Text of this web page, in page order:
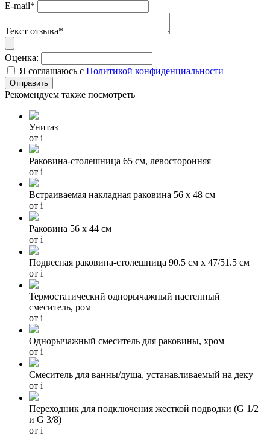
E-mail*
Текст отзыва*
Оценка:
Я соглашаюсь с Политикой конфиденциальности
Рекомендуем также посмотреть
Унитаз
от i
Раковина-столешница 65 см, левосторонняя
от i
Встраиваемая накладная раковина 56 х 48 см
от i
Раковина 56 х 44 см
от i
Подвесная раковина-столешница 90.5 см х 47/51.5 см
от i
Термостатический однорычажный настенный
смеситель, ром
от i
Однорычажный смеситель для раковины, хром
от i
Cмеситель для ванны/душа, устанавливаемый на деку
от i
Переходник для подключения жесткой подводки (G 1/2
и G 3/8)
от i